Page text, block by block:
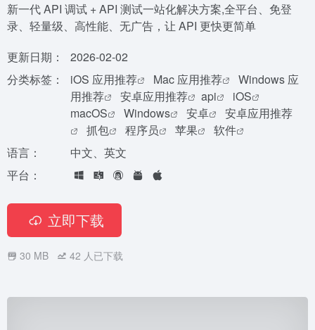
新一代 API 调试 + API 测试一站化解决方案,全平台、免登
录、轻量级、高性能、无广告，让 API 更快更简单
更新日期：
2026-02-02
分类标签：
iOS 应用推荐 Mac 应用推荐
Windows 应
用推荐
安卓应用推荐 api
iOS
macOS
Windows 安卓
安卓应用推荐
抓包
程序员 苹果
软件
语言：
中文、英文
平台：
立即下载
30 MB 42 人已下载